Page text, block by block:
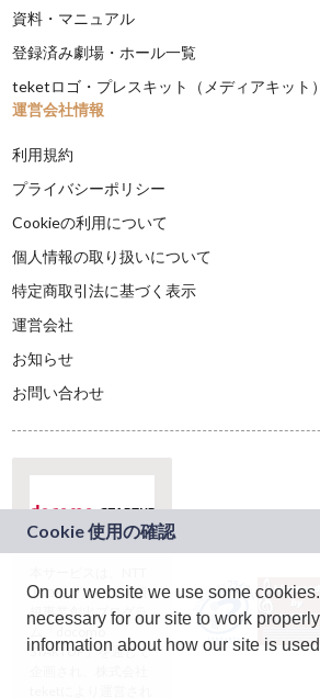
資料・マニュアル
登録済み劇場・ホール一覧
teketロゴ・プレスキット（メディアキット）
運営会社情報
利用規約
プライバシーポリシー
Cookieの利用について
個人情報の取り扱いについて
特定商取引法に基づく表示
運営会社
お知らせ
お問い合わせ
ドコモグループの新
規事業創出プログラ
ム「docomo
STARTUP」を通じて
On our website we use some
necessary for our site to work
information about how our site is